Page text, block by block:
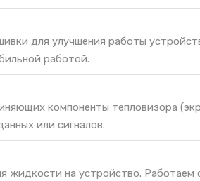
для улучшения работы
работой.
компоненты тепловизора
или сигналов.
жидкости на устройство. Работаем